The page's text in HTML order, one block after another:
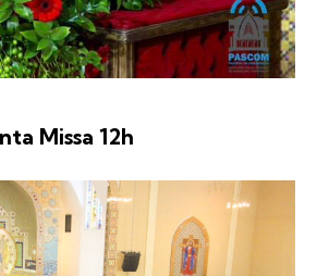
Missa 12h